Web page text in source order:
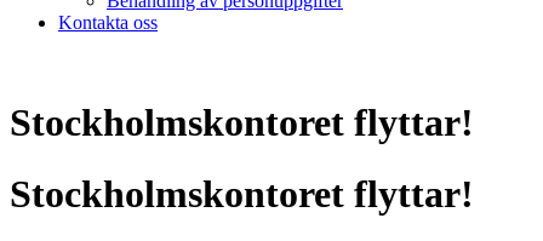
Kontakta oss
Stockholmskontoret flyttar!
Stockholmskontoret flyttar!